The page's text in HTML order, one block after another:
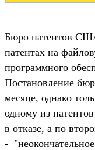
Бюро патентов
патентах на
программного
Постановление
месяце, однако
одному из
в отказе, а по
-